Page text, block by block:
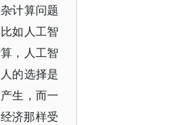
计算问题
如人工智
，人工智
的选择是
生，而一
济那样受